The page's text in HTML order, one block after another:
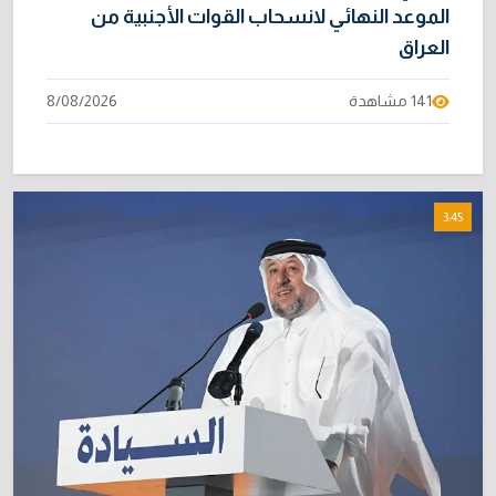
الموعد النهائي لانسحاب القوات الأجنبية من
العراق
141 مشاهدة 8/08/2026
3:45